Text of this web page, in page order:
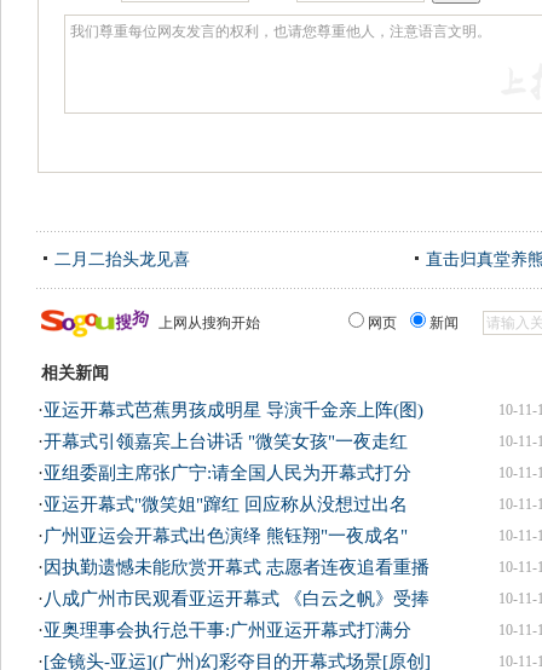
二月二抬头龙见喜 直击归真堂养
上网从搜狗开始 网页 新闻
相关新闻
10-11-
·亚运开幕式芭蕉男孩成明星 导演千金亲上阵(图)
10-11-
·开幕式引领嘉宾上台讲话 "微笑女孩"一夜走红
10-11-
·亚组委副主席张广宁:请全国人民为开幕式打分
10-11-
·亚运开幕式"微笑姐"蹿红 回应称从没想过出名
10-11-
·广州亚运会开幕式出色演绎 熊钰翔"一夜成名"
10-11-
·因执勤遗憾未能欣赏开幕式 志愿者连夜追看重播
10-11-
·八成广州市民观看亚运开幕式 《白云之帆》受捧
10-11-
·亚奥理事会执行总干事:广州亚运开幕式打满分
10-11-
·[金镜头-亚运](广州)幻彩夺目的开幕式场景[原创]